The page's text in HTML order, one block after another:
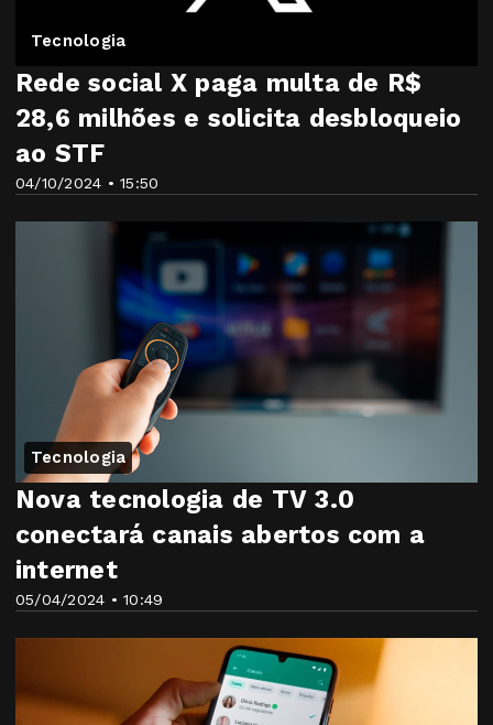
Tecnologia
04/10/2024 • 15:50
Rede social X paga multa de R$
28,6 milhões e solicita desbloqueio
ao STF
Tecnologia
05/04/2024 • 10:49
Nova tecnologia de TV 3.0
conectará canais abertos com a
internet